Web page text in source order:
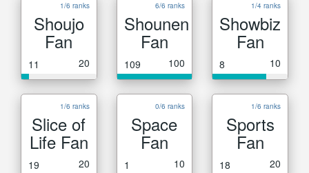
1/6 ranks
Shoujo
Fan
11 20
6/6 ranks
Shounen
Fan
109 100
1/4 ranks
Showbiz
Fan
8 10
1/6 ranks
Slice of
Life Fan
19 20
0/6 ranks
Space
Fan
1 10
1/6 ranks
Sports
Fan
18 20